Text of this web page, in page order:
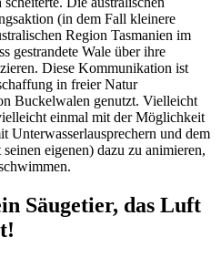
(in dem Fall kleinere
Region Tasmanien im
gestrandete Wale über ihre
Diese Kommunikation ist
in freier Natur
Buckelwalen genutzt. Vielleicht
einmal mit der Möglichkeit
Unterwasserlausprechern und dem
eigenen) dazu zu animieren,
Säugetier, das Luft